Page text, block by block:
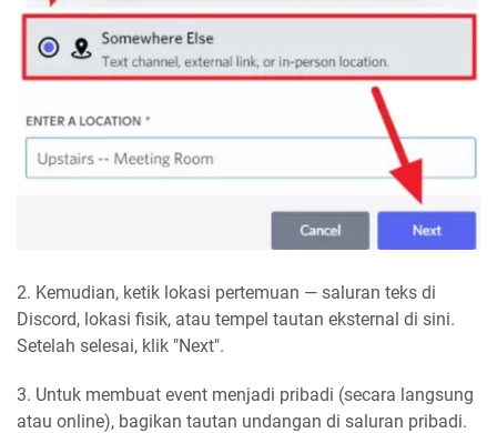
2. Kemudian, ketik lokasi pertemuan — saluran teks di
Discord, lokasi fisik, atau tempel tautan eksternal di sini.
Setelah selesai, klik "Next".
3. Untuk membuat event menjadi pribadi (secara langsung
atau online), bagikan tautan undangan di saluran pribadi.